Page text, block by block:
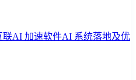
联AI 加速软件AI 系统落地及优